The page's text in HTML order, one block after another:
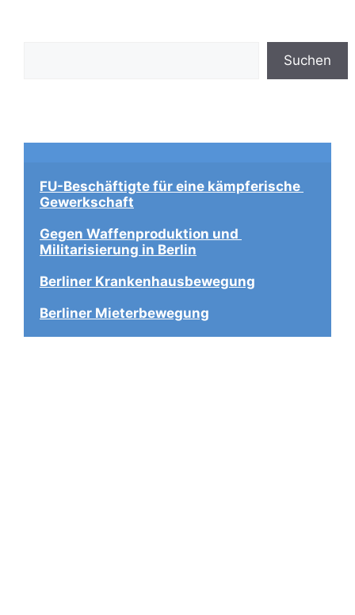
Suchen
FU-Beschäftigte für eine kämpferische
Gewerkschaft
Gegen Waffenproduktion und
Militarisierung in Berlin
Berliner Krankenhausbewegung
Berliner Mieterbewegung